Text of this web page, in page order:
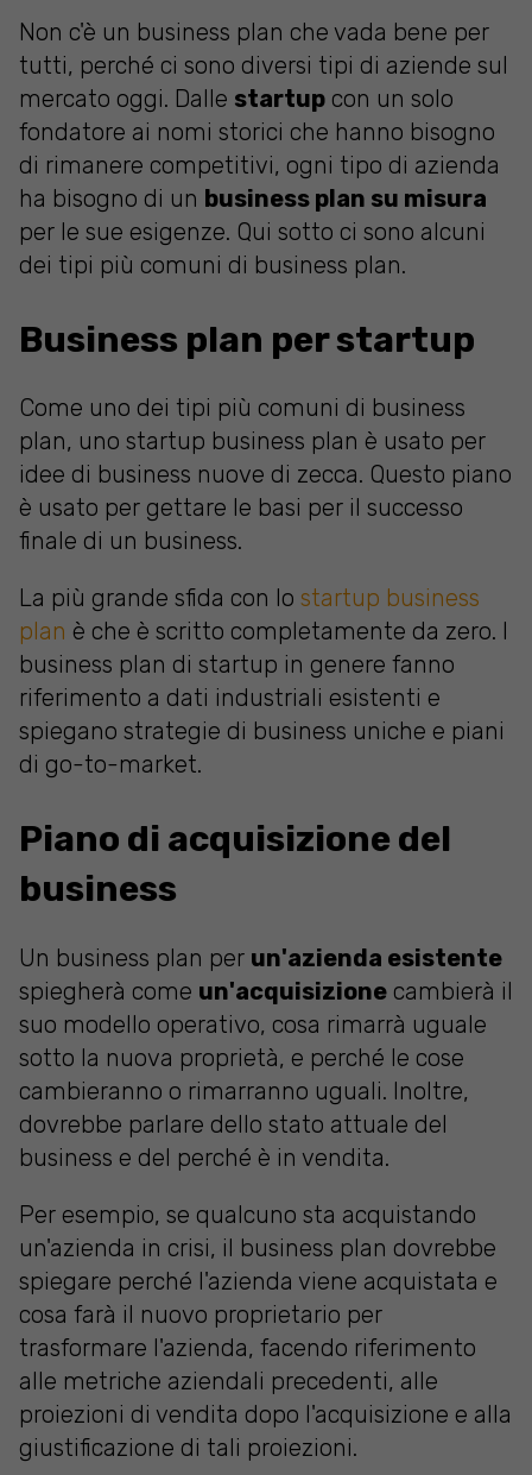
Non c'è un business plan che vada bene per
tutti, perché ci sono diversi tipi di aziende sul
mercato oggi. Dalle startup con un solo
fondatore ai nomi storici che hanno bisogno
di rimanere competitivi, ogni tipo di azienda
ha bisogno di un business plan su misura
per le sue esigenze. Qui sotto ci sono alcuni
dei tipi più comuni di business plan.
Business plan per startup
Come uno dei tipi più comuni di business
plan, uno startup business plan è usato per
idee di business nuove di zecca. Questo piano
è usato per gettare le basi per il successo
finale di un business.
La più grande sfida con lo startup business
plan è che è scritto completamente da zero. I
business plan di startup in genere fanno
riferimento a dati industriali esistenti e
spiegano strategie di business uniche e piani
di go-to-market.
Piano di acquisizione del
business
Un business plan per un'azienda esistente
spiegherà come un'acquisizione cambierà il
suo modello operativo, cosa rimarrà uguale
sotto la nuova proprietà, e perché le cose
cambieranno o rimarranno uguali. Inoltre,
dovrebbe parlare dello stato attuale del
business e del perché è in vendita.
Per esempio, se qualcuno sta acquistando
un'azienda in crisi, il business plan dovrebbe
spiegare perché l'azienda viene acquistata e
cosa farà il nuovo proprietario per
trasformare l'azienda, facendo riferimento
alle metriche aziendali precedenti, alle
proiezioni di vendita dopo l'acquisizione e alla
giustificazione di tali proiezioni.